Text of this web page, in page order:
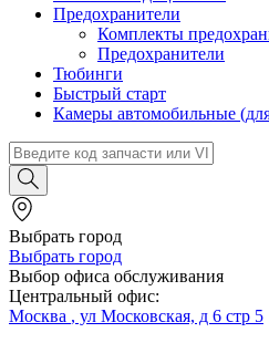
Предохранители
Комплекты
Предохранители
Тюбинги
Быстрый старт
Камеры автомобильные
Выбрать город
Выбрать город
Выбор офиса обслуживания
Центральный офис:
Москва , ул Московская, д 6 стр 5